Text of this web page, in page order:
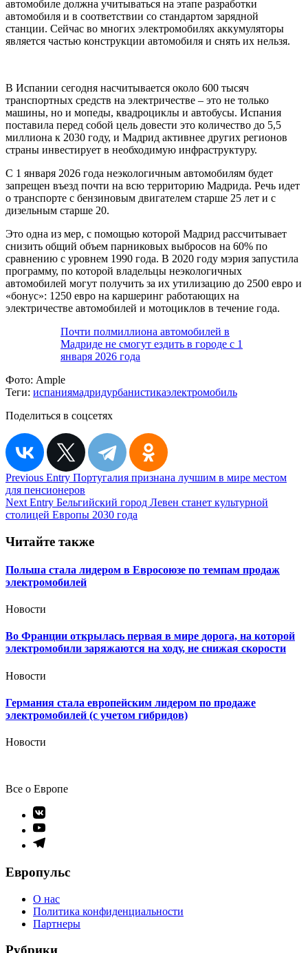
автомобиле должна учитываться на этапе разработки
автомобиля и в соответствии со стандартом зарядной
станции. Сейчас во многих электромобилях аккумуляторы
является частью конструкции автомобиля и снять их нельзя.
В Испании сегодня насчитывается около 600 тысяч
транспортных средств на электричестве – это не только
машины, но и мопеды, квадроциклы и автобусы. Испания
поставила перед собой цель довести это количество до 5,5
миллиона к 2030 году, и Мадрид активнее других регионов
страны инвестирует в необходимую инфраструктуру.
С 1 января 2026 года неэкологичным автомобилям будет
запрещен въезд почти на всю территорию Мадрида. Речь идет
о транспорте с бензиновым двигателем старше 25 лет и с
дизельным старше 20.
Это одна из мер, с помощью которой Мадрид рассчитывает
снизить общий объем парниковых выбросов на 60% по
сравнению с уровнем 1990 года. В 2020 году мэрия запустила
программу, по которой владельцы неэкологичных
автомобилей могут получить за их утилизацию до 2500 евро и
«бонус»: 1250 евро на каршеринг работающих на
электричестве автомобилей и мотоциклов в течение года.
Почти полмиллиона автомобилей в
Мадриде не смогут ездить в городе с 1
января 2026 года
Фото: Ample
Теги: испаниямадридурбанистикаэлектромобиль
Поделиться в соцсетях
Навигация
по
записям
Previous Entry Португалия признана лучшим в мире местом
для пенсионеров
Next Entry Бельгийский город Левен станет культурной
столицей Европы 2030 года
Читайте также
Польша стала лидером в Евросоюзе по темпам продаж
электромобилей
Новости
Во Франции открылась первая в мире дорога, на которой
электромобили заряжаются на ходу, не снижая скорости
Новости
Германия стала европейским лидером по продаже
электромобилей (с учетом гибридов)
Новости
Все о Европе
Элемент
меню
Элемент
меню
Элемент
Европульс
О нас
Политика конфиденциальности
Партнеры
Рубрики